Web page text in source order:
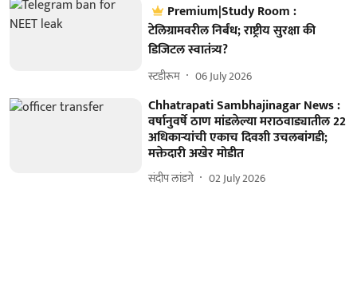
Premium|Study Room :
टेलिग्रामवरील निर्बंध; राष्ट्रीय सुरक्षा की
डिजिटल स्वातंत्र्य?
स्टडीरूम 06 July 2026
Chhatrapati Sambhajinagar News :
वर्षानुवर्षे ठाण मांडलेल्या मराठवाड्यातील 22
अधिकाऱ्यांची एकाच दिवशी उचलबांगडी;
मक्तेदारी अखेर मोडीत
संदीप लांडगे 02 July 2026